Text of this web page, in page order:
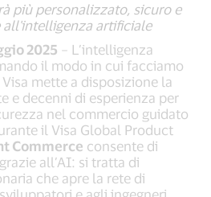
più personalizzato, sicuro e
all'intelligenza artificiale
2025 – L’intelligenza
il modo in cui facciamo
mette a disposizione la
e decenni di esperienza per
nel commercio guidato
il Visa Global Product
Commerce consente di
all’AI: si tratta di
che apre la rete di
e agli ingegneri,